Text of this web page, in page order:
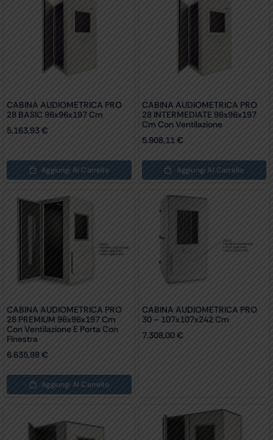
CABINA AUDIOMETRICA PRO
28 BASIC 96x96x197 Cm
5.163,93€
Aggiungi Al Carrello
CABINA AUDIOMETRICA PRO
28 INTERMEDIATE 96x96x197
Cm Con Ventilazione
5.908,11€
Aggiungi Al Carrello
CABINA AUDIOMETRICA PRO
28 PREMIUM 96x96x197 Cm
Con Ventilazione E Porta Con
Finestra
6.635,98 €
Aggiungi Al Carrello
CABINA AUDIOMETRICA PRO
30 – 107x107x242 Cm
7.308,00€